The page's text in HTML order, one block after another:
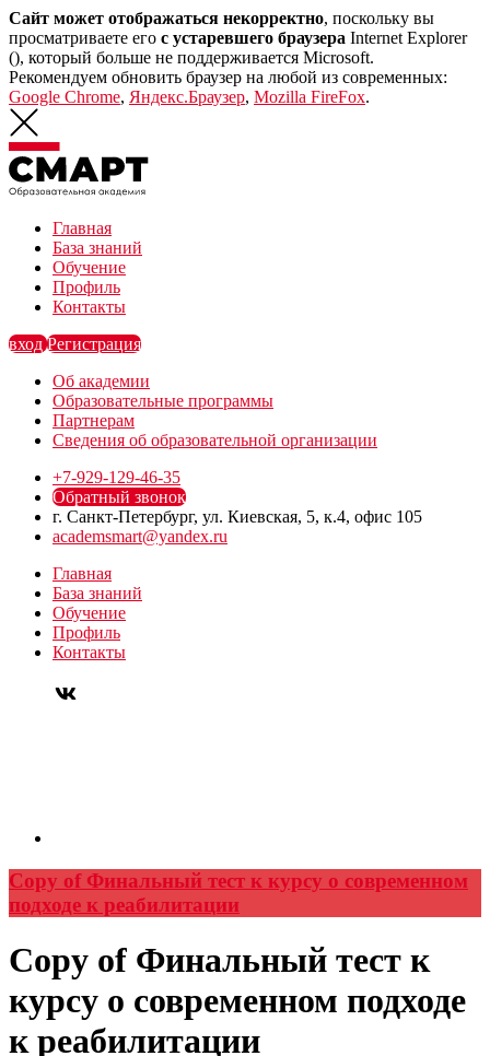
Сайт может отображаться некорректно, поскольку вы
просматриваете его с устаревшего браузера Internet Explorer
(), который больше не поддерживается Microsoft.
Рекомендуем обновить браузер на любой из современных:
Google Chrome, Яндекс.Браузер, Mozilla FireFox.
Главная
База знаний
Обучение
Профиль
Контакты
входРегистрация
Об академии
Образовательные программы
Партнерам
Сведения об образовательной организации
+7-929-129-46-35
Обратный звонок
г. Санкт-Петербург, ул. Киевская, 5, к.4, офис 105
academsmart@yandex.ru
Главная
База знаний
Обучение
Профиль
Контакты
Copy of Финальный тест к курсу о современном
подходе к реабилитации
Copy of Финальный тест к
курсу о современном подходе
к реабилитации